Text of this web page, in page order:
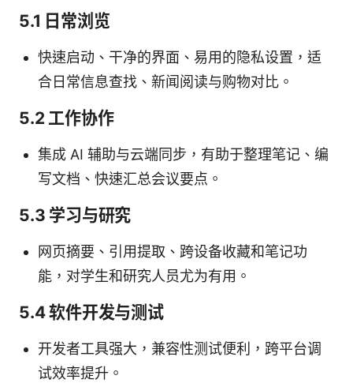
5.1 日常浏览
快速启动、干净的界面、易用的隐私设置，适
合日常信息查找、新闻阅读与购物对比。
5.2 工作协作
集成 AI 辅助与云端同步，有助于整理笔记、编
写文档、快速汇总会议要点。
5.3 学习与研究
网页摘要、引用提取、跨设备收藏和笔记功
能，对学生和研究人员尤为有用。
5.4 软件开发与测试
开发者工具强大，兼容性测试便利，跨平台调
试效率提升。